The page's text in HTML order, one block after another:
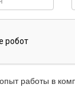
работы в